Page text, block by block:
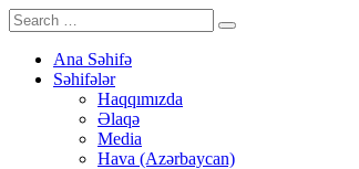
Ana Səhifə
Səhifələr
Haqqımızda
Əlaqə
Media
Hava (Azərbaycan)